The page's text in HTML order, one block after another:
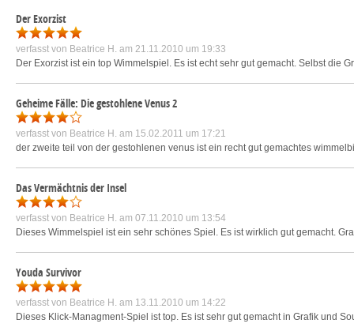
Der Exorzist
verfasst von Beatrice H. am 21.11.2010 um 19:33
Der Exorzist ist ein top Wimmelspiel. Es ist echt sehr gut gemacht. Selbst die
Geheime Fälle: Die gestohlene Venus 2
verfasst von Beatrice H. am 15.02.2011 um 17:21
der zweite teil von der gestohlenen venus ist ein recht gut gemachtes
Das Vermächtnis der Insel
verfasst von Beatrice H. am 07.11.2010 um 13:54
Dieses Wimmelspiel ist ein sehr schönes Spiel. Es ist wirklich gut gemacht.
Youda Survivor
verfasst von Beatrice H. am 13.11.2010 um 14:22
Dieses Klick-Managment-Spiel ist top. Es ist sehr gut gemacht in Grafik und